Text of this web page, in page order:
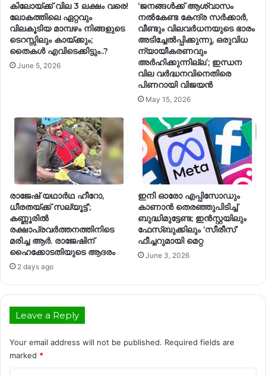
കിലോയ്ക്ക് വില 3 ലക്ഷം വരെ!
ലോകത്തിലെ ഏറ്റവും
വിലകൂടിയ മാമ്പഴം നിങ്ങളുടെ
ടെറസ്സിലും കായ്ക്കും;
തൈകൾ എവിടെക്കിട്ടും..?
June 5, 2026
‘ജനങ്ങൾക്ക് ആശ്വാസം
നൽകേണ്ട കേന്ദ്ര സർക്കാർ,
വീണ്ടും വിലവർധനയുടെ ഭാരം
അടിച്ചേൽപ്പിക്കുന്നു, ഒരുവിധ
ന്യായീകരണവും
അർഹിക്കുന്നില്ല’; ഇന്ധന
വില വർദ്ധനവിനെതിരെ
പിണറായി വിജയൻ
May 15, 2026
രാജേഷ് യഥാര്‍ഥ ഹീറോ,
ധീരതയ്ക്ക് സല്യൂട്ട്’;
കണ്ണൂരിൽ
രക്ഷാപ്രവര്‍ത്തനത്തിനിടെ
മരിച്ച ആര്‍. രാജേഷിന്
ഹൈക്കോടതിയുടെ ആദരം
2 days ago
ഇനി ഓരോ എപ്പിസോഡും
കാണാൻ തെരഞ്ഞുപിടിച്ച്
ബുദ്ധിമുട്ടേണ്ട; ഇൻസ്റ്റയിലും
ഫേസ്ബുക്കിലും ‘സീരീസ്’
ഫീച്ചറുമായി മെറ്റ
June 3, 2026
Leave a Reply
Your email address will not be published. Required fields are
marked *